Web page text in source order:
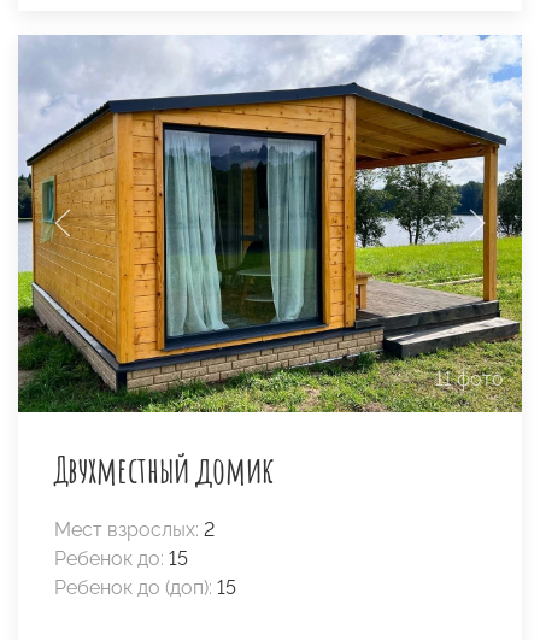
11 фото
Двухместный домик
Мест взрослых: 2
Ребенок до: 15
Ребенок до (доп): 15